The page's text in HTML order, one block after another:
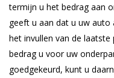
termijn u het bedrag aan
geeft u aan dat u uw auto
het invullen van de
bedrag u voor uw
goedgekeurd, kunt u